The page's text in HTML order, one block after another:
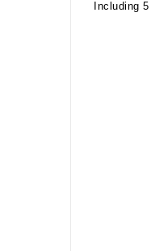
Including